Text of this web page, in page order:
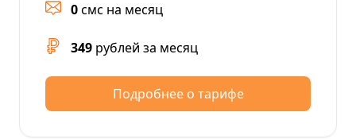
0смс на месяц
349 рублей за месяц
Подробнее о тарифе